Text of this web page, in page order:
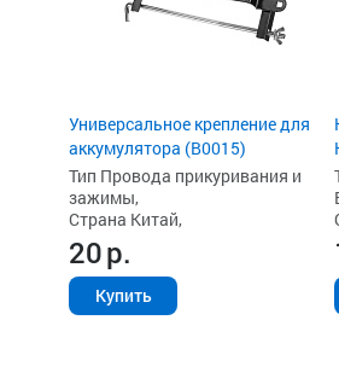
Универсальное крепление для
аккумулятора (B0015)
Тип Провода прикуривания и
зажимы,
Страна Китай,
20р.
Купить